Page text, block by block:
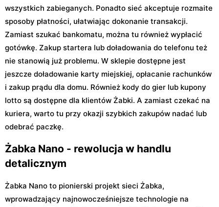
wszystkich zabieganych. Ponadto sieć akceptuje rozmaite
sposoby płatności, ułatwiając dokonanie transakcji.
Zamiast szukać bankomatu, można tu również wypłacić
gotówkę. Zakup startera lub doładowania do telefonu też
nie stanowią już problemu. W sklepie dostępne jest
jeszcze doładowanie karty miejskiej, opłacanie rachunków
i zakup prądu dla domu. Również kody do gier lub kupony
lotto są dostępne dla klientów Żabki. A zamiast czekać na
kuriera, warto tu przy okazji szybkich zakupów nadać lub
odebrać paczkę.
Żabka Nano - rewolucja w handlu
detalicznym
Żabka Nano to pionierski projekt sieci Żabka,
wprowadzający najnowocześniejsze technologie na